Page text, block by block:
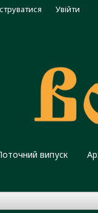
випуск
Увійти